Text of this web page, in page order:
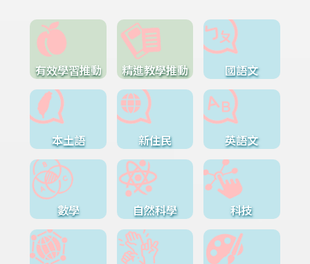
有效學習推動 精進教學推動 國語文
本土語 新住民 英語文
數學 自然科學 科技